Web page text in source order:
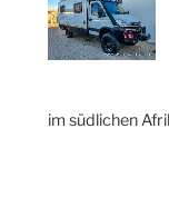
im südlichen